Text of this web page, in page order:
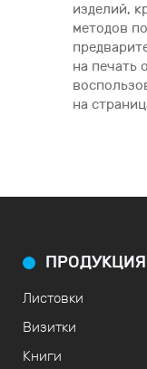
изделий,
методов
на печать
на
Листовки
Визитки
Книги